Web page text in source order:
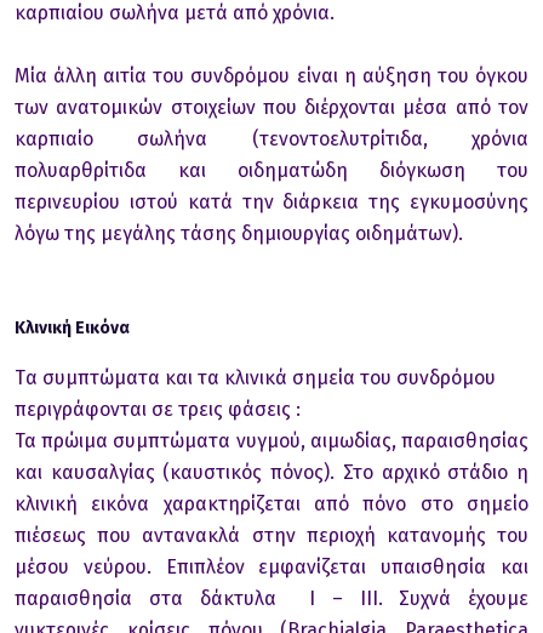
καρπιαίου σωλήνα μετά από χρόνια.
Μία άλλη αιτία του συνδρόμου είναι η αύξηση του όγκου
των ανατομικών στοιχείων που διέρχονται μέσα από τον
καρπιαίο σωλήνα (τενοντοελυτρίτιδα, χρόνια
πολυαρθρίτιδα και οιδηματώδη διόγκωση του
περινευρίου ιστού κατά την διάρκεια της εγκυμοσύνης
λόγω της μεγάλης τάσης δημιουργίας οιδημάτων).
Κλινική Εικόνα
Tα συμπτώματα και τα κλινικά σημεία του συνδρόμου
περιγράφονται σε τρεις φάσεις :
Τα πρώιμα συμπτώματα νυγμού, αιμωδίας, παραισθησίας
και καυσαλγίας (καυστικός πόνος). Στο αρχικό στάδιο η
κλινική εικόνα χαρακτηρίζεται από πόνο στο σημείο
πιέσεως που αντανακλά στην περιοχή κατανομής του
μέσου νεύρου. Επιπλέον εμφανίζεται υπαισθησία και
παραισθησία στα δάκτυλα Ι – ΙΙΙ. Συχνά έχουμε